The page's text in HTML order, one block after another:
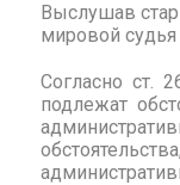
Выслушав
мировой
Согласно ст.
подлежат